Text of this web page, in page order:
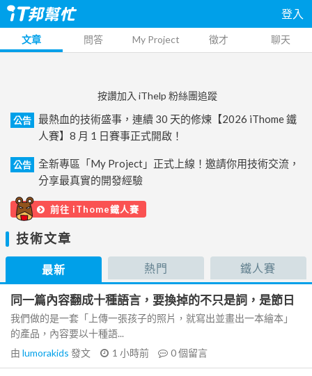
登入
文章 問答 My Project 徵才 聊天
按讚加入 iThelp 粉絲團追蹤
公告
最熱血的技術盛事，連續 30 天的修煉【2026 iThome 鐵
人賽】8 月 1 日賽事正式開啟！
公告
全新專區「My Project」正式上線！邀請你用技術交流，
分享最真實的開發經驗
前往 iThome鐵人賽
技術文章
最新 熱門 鐵人賽
同一篇內容翻成十種語言，要換掉的不只是詞，是節日
我們做的是一套「上傳一張孩子的照片，就寫出並畫出一本繪本」
的產品，內容要以十種語...
由 lumorakids 發文 1 小時前 0個留言